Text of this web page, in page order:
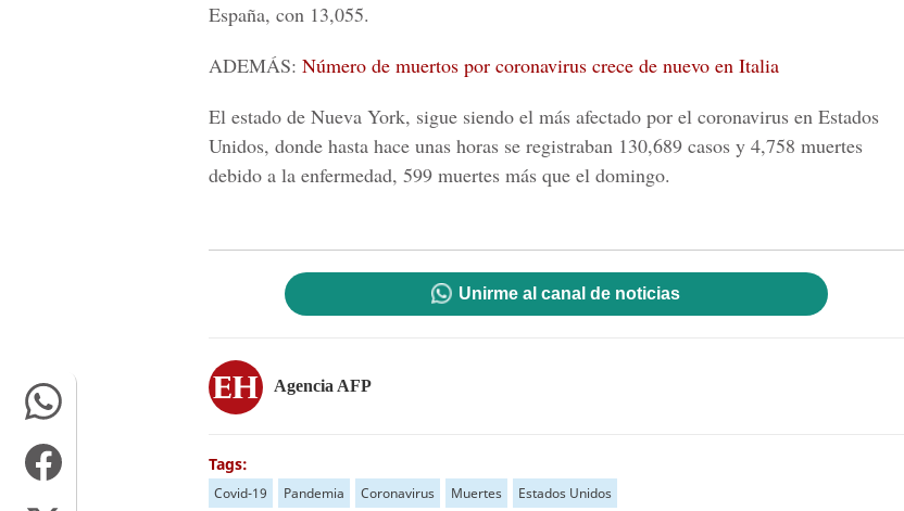
España, con 13,055.
ADEMÁS: Número de muertos por coronavirus crece de nuevo en Italia
El estado de Nueva York, sigue siendo el más afectado por el coronavirus en Estados
Unidos, donde hasta hace unas horas se registraban 130,689 casos y 4,758 muertes
debido a la enfermedad, 599 muertes más que el domingo.
Unirme al canal de noticias
Agencia AFP
Tags:
Covid-19 Pandemia Coronavirus Muertes Estados Unidos